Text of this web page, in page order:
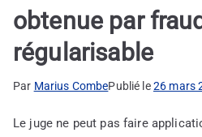
obtenue par
régularisable
Par Marius CombePublié le26 mars
Le juge ne peut pas faire